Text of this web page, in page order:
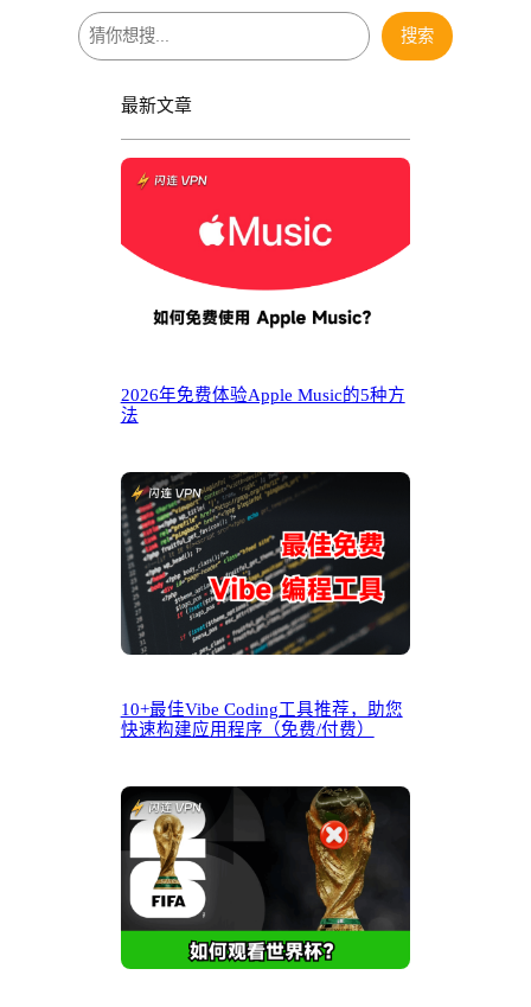
搜
索
搜索
最新文章
2026年免费体验Apple Music的5种方
法
10+最佳Vibe Coding工具推荐，助您
快速构建应用程序（免费/付费）